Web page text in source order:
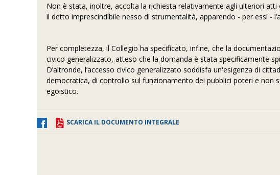
Non è stata, inoltre, accolta la richiesta relativamente agli ulteriori
il detto imprescindibile nesso di strumentalità, apparendo - per essi -
Per completezza, il Collegio ha specificato, infine, che la
civico generalizzato, atteso che la domanda è stata specificamente
D’altronde, l’accesso civico generalizzato soddisfa un'esigenza di
democratica, di controllo sul funzionamento dei pubblici poteri e non
egoistico.
SCARICA IL DOCUMENTO INTEGRALE